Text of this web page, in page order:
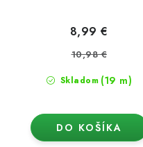
Skladom (19 m)
8,99 €
10,98 €
DO KOŠÍKA